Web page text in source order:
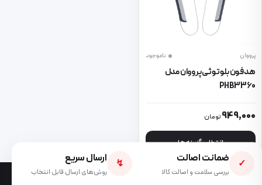
پرووان ناموجود
هدفون بلوتوثی پرووان مدل
PHB3360
949,000تومان
انتخاب گزینه ها
این محصول دارای انواع مختلفی می باشد. گزینه ها ممکن است در
✓ ضمانت اصالت
بررسی سلامت و اصالت کالا
↯ ارسال سریع
روش‌های ارسال قابل انتخاب